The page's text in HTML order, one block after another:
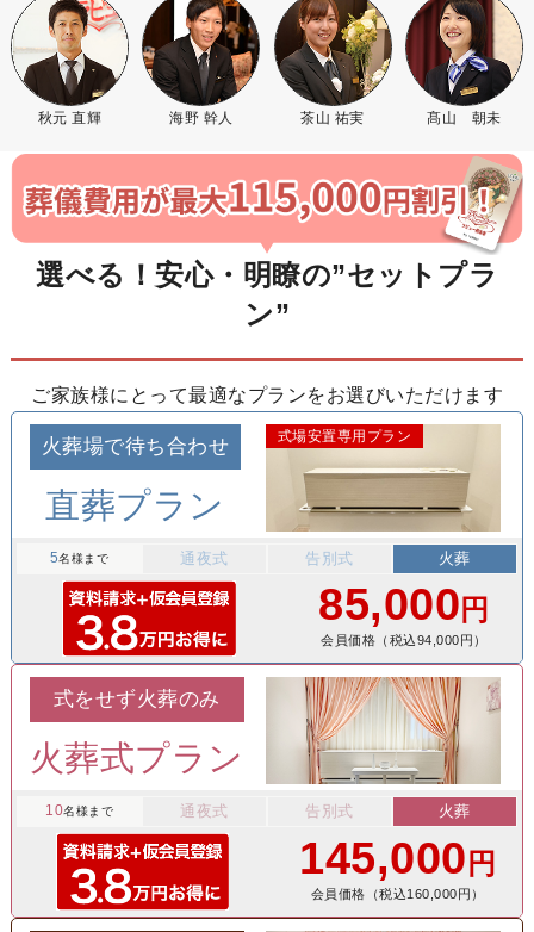
秋元 直輝 海野 幹人 茶山 祐実 髙山 朝未
選べる！安心・明瞭の”セットプラ
ン”
ご家族様にとって最適なプランをお選びいただけます
火葬場で待ち合わせ
直葬プラン
式場安置専用プラン
5名様まで 通夜式 告別式 火葬
85,000 円
会員価格（税込94,000円）
式をせず火葬のみ
火葬式プラン
10名様まで 通夜式 告別式 火葬
145,000 円
会員価格（税込160,000円）